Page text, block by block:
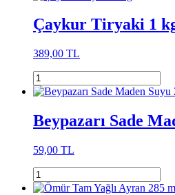
Çaykur Tiryaki 1
389,00 TL
Beypazarı Sade
59,00 TL